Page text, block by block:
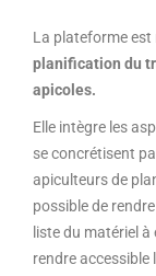
La plateforme est
planification du
apicoles.
Elle intègre les
se concrétisent
apiculteurs de
possible de
liste du matériel
rendre accessible